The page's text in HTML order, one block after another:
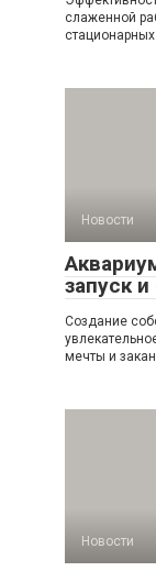
слаженной
Новости
запуск
Создание
мечты и
Новости